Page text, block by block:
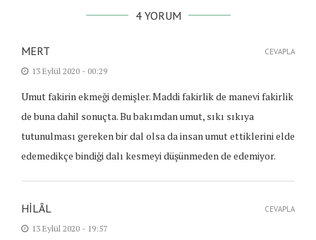
4 YORUM
MERT
13 Eylül 2020 - 00:29
Umut fakirin ekmeği demişler. Maddi fakirlik de manevi fakirlik
de buna dahil sonuçta. Bu bakımdan umut, sıkı sıkıya
tutunulması gereken bir dal olsa da insan umut ettiklerini elde
edemedikçe bindiği dalı kesmeyi düşünmeden de edemiyor.
CEVAPLA
HILÂL
13 Eylül 2020 - 19:57
CEVAPLA